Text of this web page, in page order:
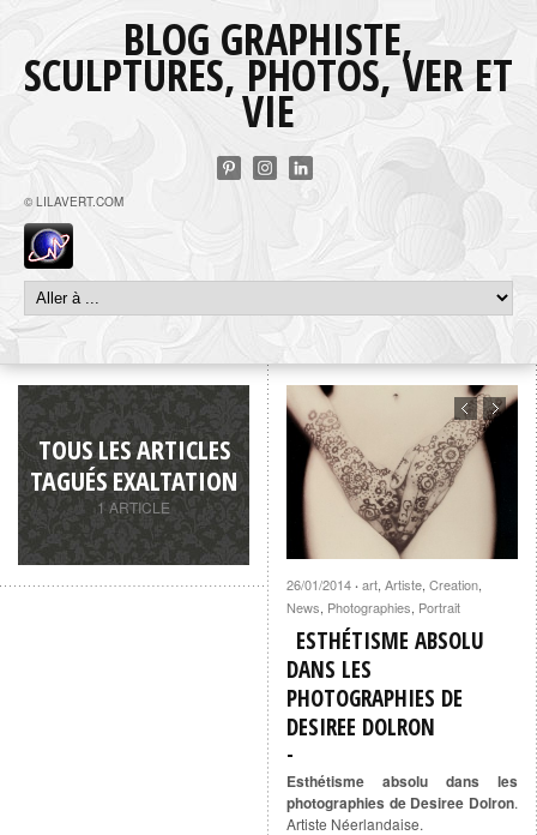
BLOG GRAPHISTE,
SCULPTURES, PHOTOS, VER ET
VIE
© LILAVERT.COM
TOUS LES ARTICLES
TAGUÉS EXALTATION
1 ARTICLE
26/01/2014 · art, Artiste, Creation,
News, Photographies, Portrait
ESTHÉTISME ABSOLU
DANS LES
PHOTOGRAPHIES DE
DESIREE DOLRON
Esthétisme absolu dans les
photographies de Desiree Dolron.
Artiste Néerlandaise.